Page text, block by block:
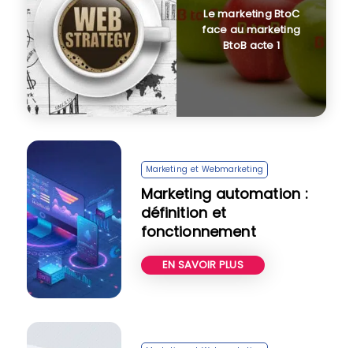
Le marketing BtoC
face au marketing
BtoB acte 1
Marketing et Webmarketing
Marketing automation :
définition et
fonctionnement
EN SAVOIR PLUS